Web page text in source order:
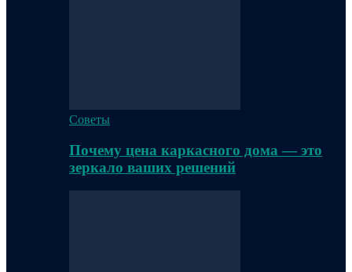
Советы
Почему цена каркасного дома — это
зеркало ваших решений